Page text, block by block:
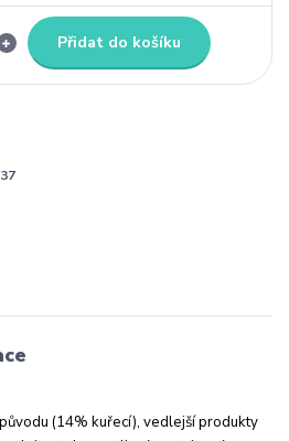
Přidat do košíku
(14% kuřecí), vedlejší produkty